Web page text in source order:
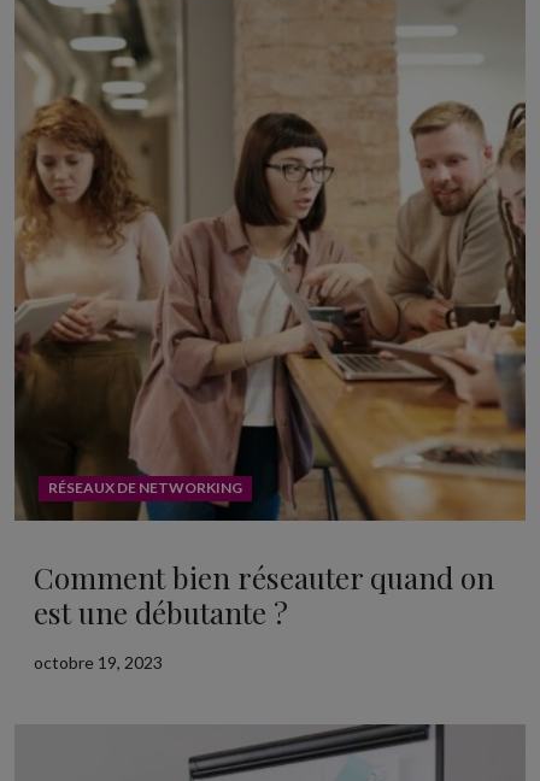
RÉSEAUX DE NETWORKING
Comment bien réseauter quand on
est une débutante ?
octobre 19, 2023